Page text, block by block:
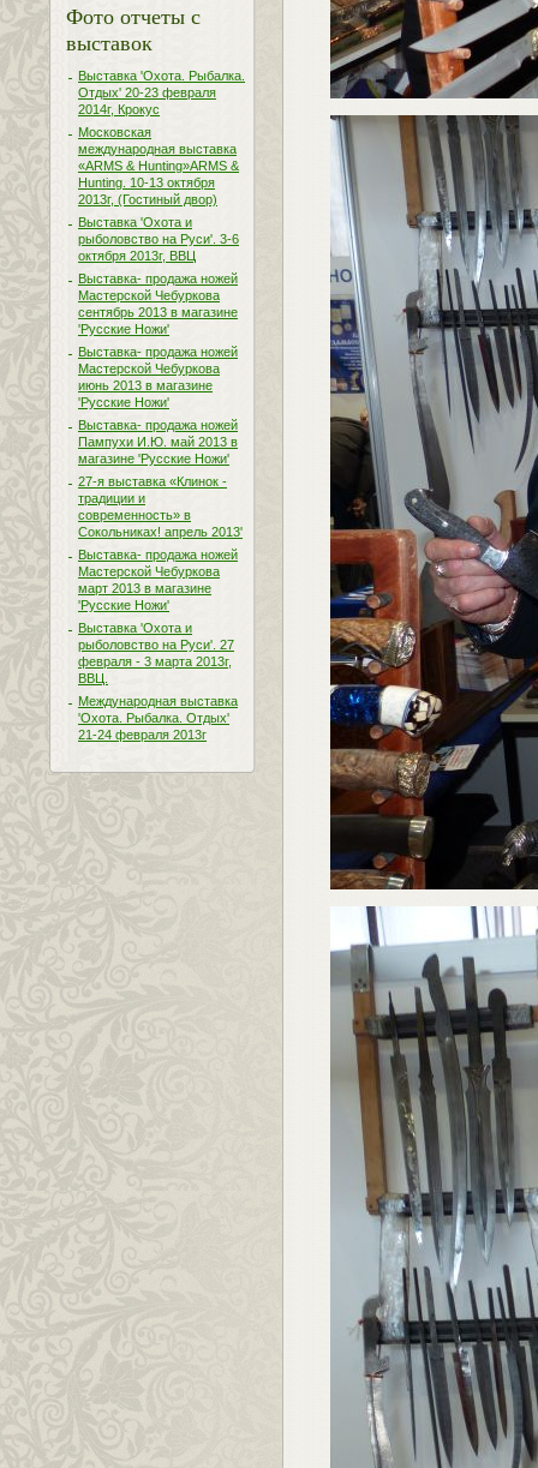
Фото отчеты с
выставок
Выставка 'Охота. Рыбалка.
Отдых' 20-23 февраля
2014г, Крокус
Московская
международная выставка
«ARMS & Hunting»ARMS &
Hunting. 10-13 октября
2013г, (Гостиный двор)
Выставка 'Охота и
рыболовство на Руси'. 3-6
октября 2013г, ВВЦ
Выставка- продажа ножей
Мастерской Чебуркова
сентябрь 2013 в магазине
'Русские Ножи'
Выставка- продажа ножей
Мастерской Чебуркова
июнь 2013 в магазине
'Русские Ножи'
Выставка- продажа ножей
Пампухи И.Ю. май 2013 в
магазине 'Русские Ножи'
27-я выставка «Клинок -
традиции и
современность» в
Сокольниках! апрель 2013'
Выставка- продажа ножей
Мастерской Чебуркова
март 2013 в магазине
'Русские Ножи'
Выставка 'Охота и
рыболовство на Руси'. 27
февраля - 3 марта 2013г,
ВВЦ.
Международная выставка
'Охота. Рыбалка. Отдых'
21-24 февраля 2013г